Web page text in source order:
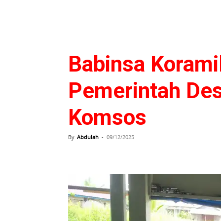
Babinsa
Pemerintah
Komsos
By Abdulah - 09/12/2025